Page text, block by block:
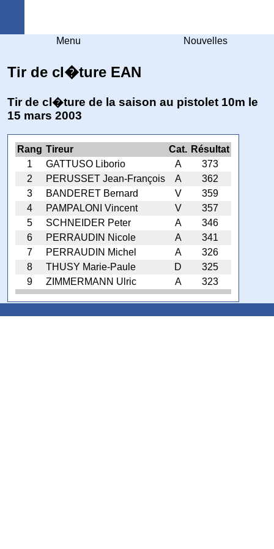
Menu Nouvelles
Tir de cl�ture EAN
Tir de cl�ture de la saison au pistolet 10m le
15 mars 2003
Rang Tireur Cat. Résultat
1
GATTUSO Liborio A
373
2
PERUSSET Jean-François A
362
3
BANDERET Bernard V
359
4
PAMPALONI Vincent V
357
5
SCHNEIDER Peter A
346
6
PERRAUDIN Nicole A
341
7
PERRAUDIN Michel A
326
8
THUSY Marie-Paule D
325
9
ZIMMERMANN Ulric A 323